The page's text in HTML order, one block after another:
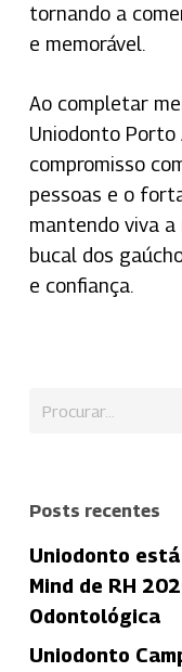
tornando a
e memorável.
Ao completar
Uniodonto Porto
compromisso
pessoas e o
mantendo viva a
bucal dos
e confiança.
Posts recentes
Uniodonto
Mind de RH
Odontológica
Uniodonto